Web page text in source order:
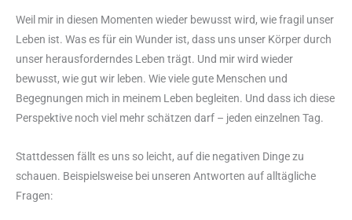
Weil mir in diesen Momenten wieder bewusst wird, wie fragil unser
Leben ist. Was es für ein Wunder ist, dass uns unser Körper durch
unser herausforderndes Leben trägt. Und mir wird wieder
bewusst, wie gut wir leben. Wie viele gute Menschen und
Begegnungen mich in meinem Leben begleiten. Und dass ich diese
Perspektive noch viel mehr schätzen darf – jeden einzelnen Tag.
Stattdessen fällt es uns so leicht, auf die negativen Dinge zu
schauen. Beispielsweise bei unseren Antworten auf alltägliche
Fragen: